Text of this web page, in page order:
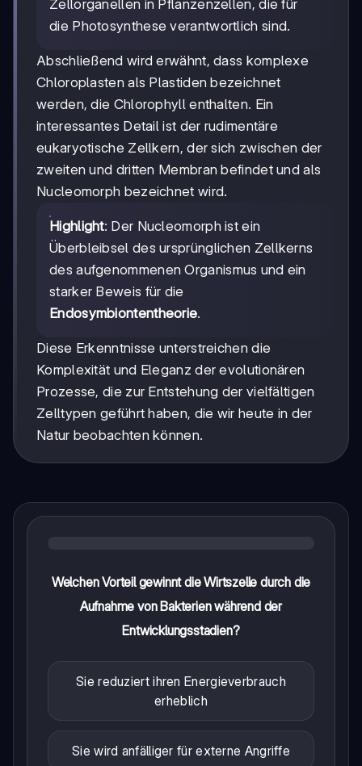
Zellorganellen in Pflanzenzellen, die für
die Photosynthese verantwortlich sind.
Abschließend wird erwähnt, dass komplexe
Chloroplasten als Plastiden bezeichnet
werden, die Chlorophyll enthalten. Ein
interessantes Detail ist der rudimentäre
eukaryotische Zellkern, der sich zwischen der
zweiten und dritten Membran befindet und als
Nucleomorph bezeichnet wird.
Highlight: Der Nucleomorph ist ein
Überbleibsel des ursprünglichen Zellkerns
des aufgenommenen Organismus und ein
starker Beweis für die
Endosymbiontentheorie.
Diese Erkenntnisse unterstreichen die
Komplexität und Eleganz der evolutionären
Prozesse, die zur Entstehung der vielfältigen
Zelltypen geführt haben, die wir heute in der
Natur beobachten können.
Welchen Vorteil gewinnt die Wirtszelle durch die
Aufnahme von Bakterien während der
Entwicklungsstadien?
Sie reduziert ihren Energieverbrauch
erheblich
Sie wird anfälliger für externe Angriffe